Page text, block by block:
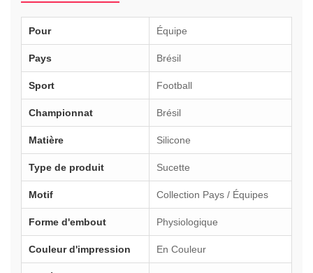
Pour Équipe
Pays Brésil
Sport Football
Championnat Brésil
Matière Silicone
Type de produit Sucette
Motif Collection Pays / Équipes
Forme d'embout Physiologique
Couleur d'impression En Couleur